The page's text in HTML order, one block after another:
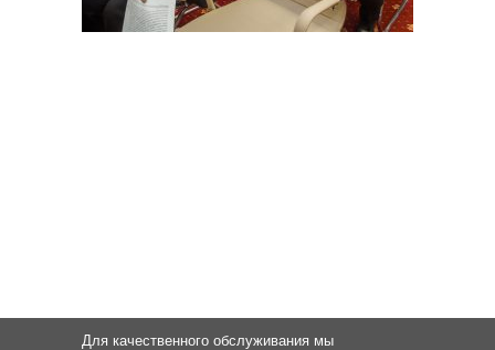
Для качественного обслуживания мы